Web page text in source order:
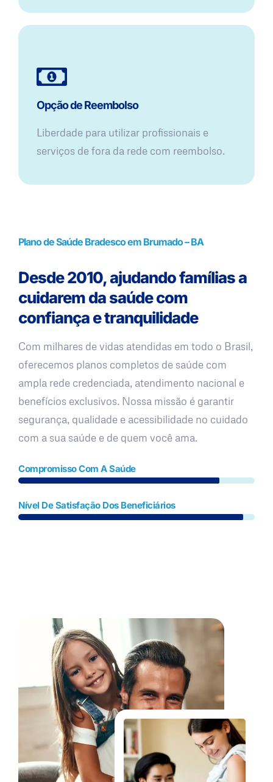
Opção de Reembolso
Liberdade para utilizar profissionais e
serviços de fora da rede com reembolso.
Plano de Saúde Bradesco em Brumado – BA
Desde 2010, ajudando famílias a
cuidarem da saúde com
confiança e tranquilidade
Com milhares de vidas atendidas em todo o Brasil,
oferecemos planos completos de saúde com
ampla rede credenciada, atendimento nacional e
benefícios exclusivos. Nossa missão é garantir
segurança, qualidade e acessibilidade no cuidado
com a sua saúde e de quem você ama.
Compromisso Com A Saúde
Nível De Satisfação Dos Beneficiários